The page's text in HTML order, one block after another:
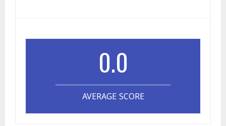
0.0
AVERAGE SCORE